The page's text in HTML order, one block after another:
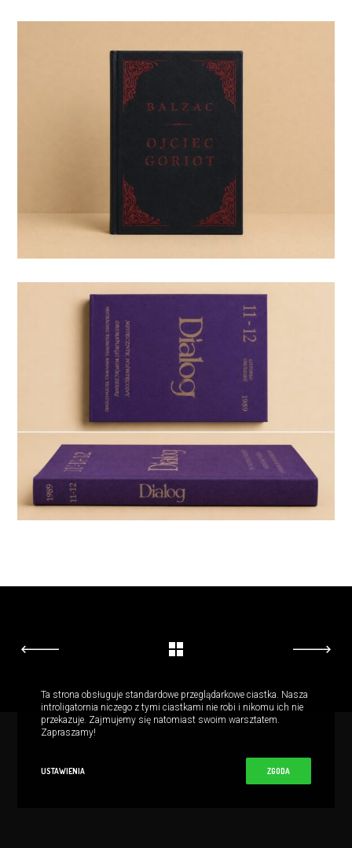
Ta strona obsługuje standardowe przeglądarkowe ciastka. Nasza
introligatornia niczego z tymi ciastkami nie robi i nikomu ich nie
przekazuje. Zajmujemy się natomiast swoim warsztatem.
Zapraszamy!
USTAWIENIA ZGODA